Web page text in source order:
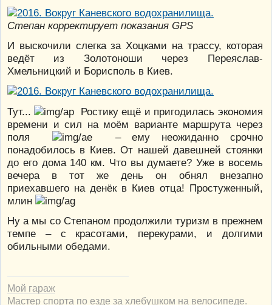
Степан корректирует показания GPS
И выскочили слегка за Хоцками на трассу, которая
ведёт из Золотоноши через Переяслав-
Хмельницкий и Борисполь в Киев.
Тут...
Ростику ещё и пригодилась экономия
времени и сил на моём варианте маршрута через
поля
– ему неожиданно срочно
понадобилось в Киев. От нашей давешней стоянки
до его дома 140 км. Что вы думаете? Уже в восемь
вечера в тот же день он обнял внезапно
приехавшего на денёк в Киев отца! Простуженный,
млин
Ну а мы со Степаном продолжили туризм в прежнем
темпе – с красотами, перекурами, и долгими
обильными обедами.
Мой гараж
Мастер спорта по езде за хлебушком на велосипеде.